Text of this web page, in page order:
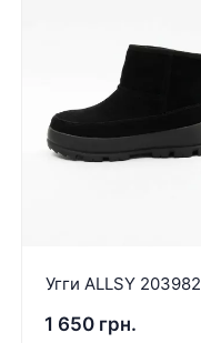
Угги ALLSY 203982
1 650 грн.